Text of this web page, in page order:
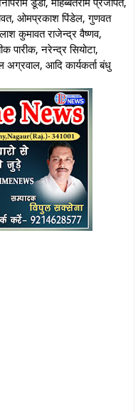
ओमप्रकाश पिंडेल, गुणवत
कुमावत राजेन्द्र वैष्णव,
पारीक, नरेन्द्र सियोटा,
अग्रवाल, आदि कार्यकर्ता बंधु